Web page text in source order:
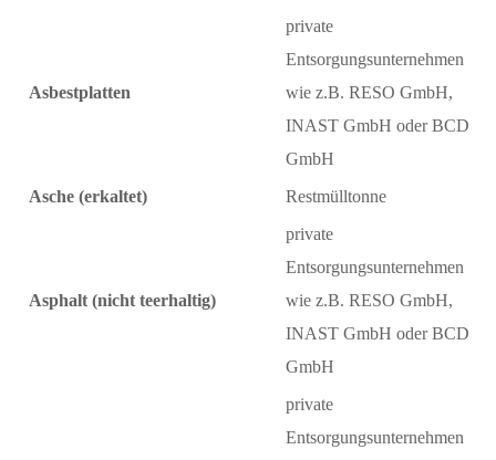
Asbestplatten
private
Entsorgungsunternehmen
wie z.B. RESO GmbH,
INAST GmbH oder BCD
GmbH
Asche (erkaltet)
Restmülltonne
Asphalt (nicht teerhaltig)
private
Entsorgungsunternehmen
wie z.B. RESO GmbH,
INAST GmbH oder BCD
GmbH
private
Entsorgungsunternehmen